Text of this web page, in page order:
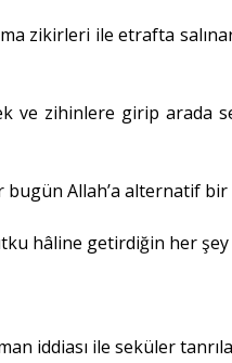
zikirleri ile etrafta
ve zihinlere girip arada
Allah’a alternatif bir
hâline getirdiğin her şey
iddiası ile seküler